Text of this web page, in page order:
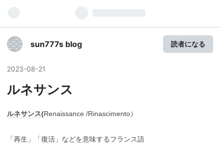
sun777s blog 読者になる
2023-08-21
ルネサンス
ルネサンス(Renaissance /Rinascimento）
「再生」「復活」などを意味するフランス語